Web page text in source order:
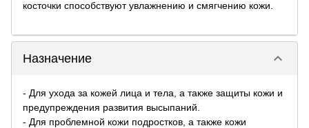
косточки способствуют увлажнению и смягчению кожи.
Назначение keyboard_arrow_down
- Для ухода за кожей лица и тела, а также защиты кожи и
предупреждения развития высыпаний.
- Для проблемной кожи подростков, а также кожи